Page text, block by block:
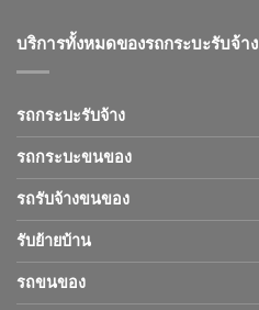
บริการทั้งหมดของรถกระบะรับจ้าง
รถกระบะรับจ้าง
รถกระบะขนของ
รถรับจ้างขนของ
รับย้ายบ้าน
รถขนของ